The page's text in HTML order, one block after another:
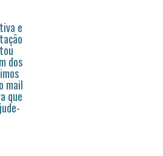
e
dos
mail
que